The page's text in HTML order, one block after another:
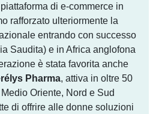
di e-commerce in
rafforzato ulteriormente la
entrando con successo
Saudita) e in Africa anglofona
è stata favorita anche
Pharma, attiva in oltre 50
Oriente, Nord e Sud
di offrire alle donne soluzioni